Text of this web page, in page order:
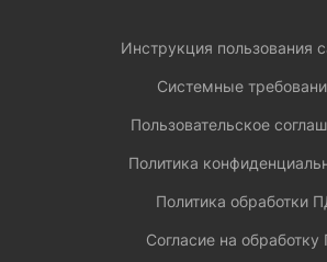
Инструкция пользования
Системные
Пользовательское
Политика
Политика обработки
Согласие на обработку